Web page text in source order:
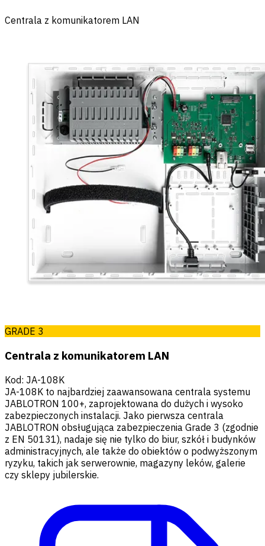
Centrala z komunikatorem LAN
GRADE 3
Centrala z komunikatorem LAN
Kod: JA-108K
JA-108K to najbardziej zaawansowana centrala systemu
JABLOTRON 100+, zaprojektowana do dużych i wysoko
zabezpieczonych instalacji. Jako pierwsza centrala
JABLOTRON obsługująca zabezpieczenia Grade 3 (zgodnie
z EN 50131), nadaje się nie tylko do biur, szkół i budynków
administracyjnych, ale także do obiektów o podwyższonym
ryzyku, takich jak serwerownie, magazyny leków, galerie
czy sklepy jubilerskie.